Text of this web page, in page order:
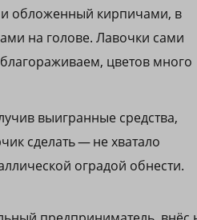
обложенный кирпичами, в
на голове. Лавочки сами
цветов много
выигранные средства,
сделать — не хватало
оградой обнести.